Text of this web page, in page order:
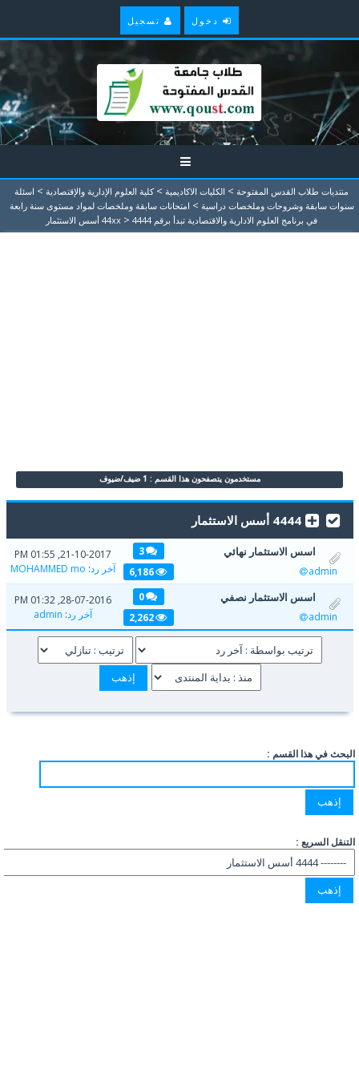
دخول تسجيل
منتديات طلاب القدس المفتوحة > الكليات الاكاديمية > كلية العلوم الإدارية والإقتصادية > اسئلة
سنوات سابقة وشروحات وملخصات دراسية > امتحانات سابقة وملخصات لمواد مستوى سنة رابعة
في برنامج العلوم الادارية والاقتصادية تبدأ برقم 44xx
> 4444 أسس الاستثمار
مستخدمون يتصفحون هذا القسم : 1 ضيف/ضيوف
4444 أسس الاستثمار
اسس الاستثمار نهائي
admin
3
6,186
21-10-2017, 01:55 PM
آخر رد:
MOHAMMED mo
اسس الاستثمار نصفي
admin
0
2,262
28-07-2016, 01:32 PM
آخر رد:
admin
البحث في هذا القسم :
التنقل السريع :